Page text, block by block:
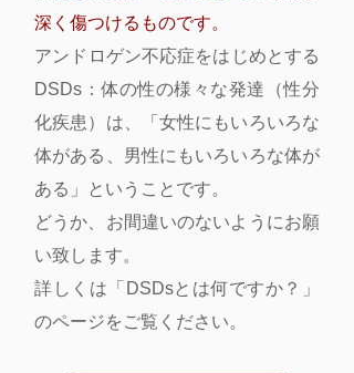
深く傷つけるものです。
アンドロゲン不応症をはじめとする
DSDs：体の性の様々な発達（性分
化疾患）は、「女性にもいろいろな
体がある、男性にもいろいろな体が
ある」ということです。
どうか、お間違いのないようにお願
い致します。
詳しくは「DSDsとは何ですか？」
のページをご覧ください。